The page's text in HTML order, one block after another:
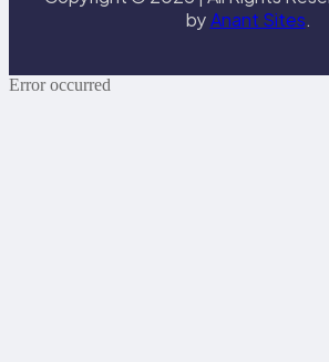
byAnant Sites.
Error occurred